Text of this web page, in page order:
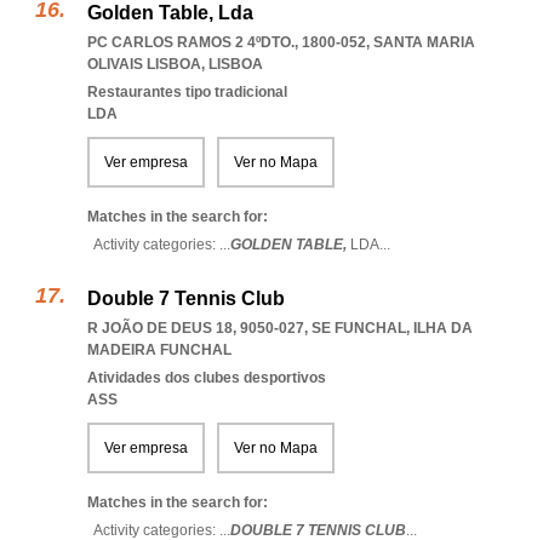
Golden Table, Lda
PC CARLOS RAMOS 2 4ºDTO., 1800-052, SANTA MARIA
OLIVAIS LISBOA, LISBOA
Restaurantes tipo tradicional
LDA
Ver empresa Ver no Mapa
Matches in the search for:
Activity categories: ...GOLDEN TABLE, LDA...
Double 7 Tennis Club
R JOÃO DE DEUS 18, 9050-027, SE FUNCHAL, ILHA DA
MADEIRA FUNCHAL
Atividades dos clubes desportivos
ASS
Ver empresa Ver no Mapa
Matches in the search for:
Activity categories: ...DOUBLE 7 TENNIS CLUB...